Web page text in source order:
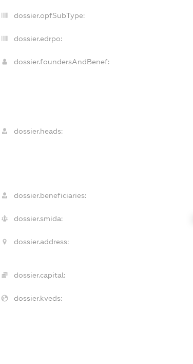
dossier.opfSubType:
dossier.edrpo:
dossier.foundersAndBenef:
dossier.heads:
dossier.beneficiaries:
dossier.smida:
dossier.address:
dossier.capital:
dossier.kveds: